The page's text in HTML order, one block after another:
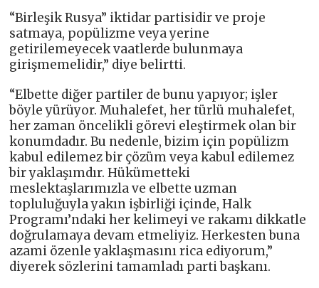
“Birleşik Rusya” iktidar partisidir ve proje
satmaya, popülizme veya yerine
getirilemeyecek vaatlerde bulunmaya
girişmemelidir,” diye belirtti.
“Elbette diğer partiler de bunu yapıyor; işler
böyle yürüyor. Muhalefet, her türlü muhalefet,
her zaman öncelikli görevi eleştirmek olan bir
konumdadır. Bu nedenle, bizim için popülizm
kabul edilemez bir çözüm veya kabul edilemez
bir yaklaşımdır. Hükümetteki
meslektaşlarımızla ve elbette uzman
topluluğuyla yakın işbirliği içinde, Halk
Programı’ndaki her kelimeyi ve rakamı dikkatle
doğrulamaya devam etmeliyiz. Herkesten buna
azami özenle yaklaşmasını rica ediyorum,”
diyerek sözlerini tamamladı parti başkanı.